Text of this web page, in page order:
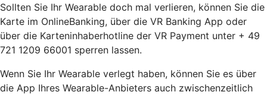
Sollten Sie Ihr Wearable doch mal verlieren, können Sie die
Karte im OnlineBanking, über die VR Banking App oder
über die Karteninhaberhotline der VR Payment unter + 49
721 1209 66001 sperren lassen.
Wenn Sie Ihr Wearable verlegt haben, können Sie es über
die App Ihres Wearable-Anbieters auch zwischenzeitlich